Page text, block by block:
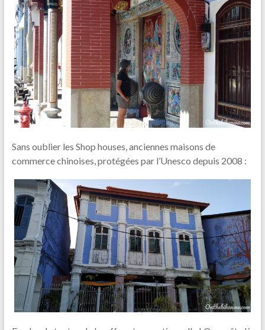
Sans oublier les Shop houses, anciennes maisons de
commerce chinoises, protégées par l’Unesco depuis 2008 :